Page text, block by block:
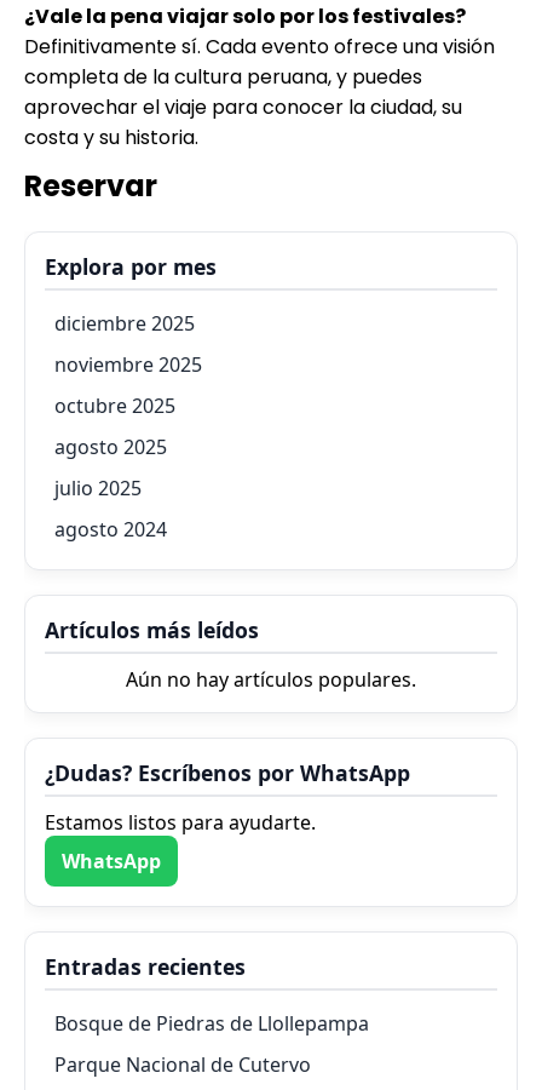
¿Vale la pena viajar solo por los festivales?
Definitivamente sí. Cada evento ofrece una visión
completa de la cultura peruana, y puedes
aprovechar el viaje para conocer la ciudad, su
costa y su historia.
Reservar
Explora por mes
diciembre 2025
noviembre 2025
octubre 2025
agosto 2025
julio 2025
agosto 2024
Artículos más leídos
Aún no hay artículos populares.
¿Dudas? Escríbenos por WhatsApp
Estamos listos para ayudarte.
WhatsApp
Entradas recientes
Bosque de Piedras de Llollepampa
Parque Nacional de Cutervo